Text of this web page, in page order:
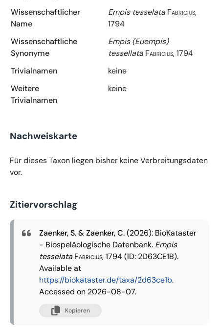
Wissenschaftlicher
Name
Empis tesselata Fabricius,
1794
Wissenschaftliche
Synonyme
Empis (Euempis)
tessellata Fabricius, 1794
Trivialnamen
keine
Weitere
Trivialnamen
keine
Nachweiskarte
Für dieses Taxon liegen bisher keine Verbreitungsdaten
vor.
Zitiervorschlag
Zaenker, S. & Zaenker, C.(2026): BioKataster
- Biospeläologische Datenbank. Empis
tesselata Fabricius, 1794(ID: 2D63CE1B).
Available at
https://biokataster.de/taxa/2d63ce1b.
Accessed on 2026-08-07.
Kopieren